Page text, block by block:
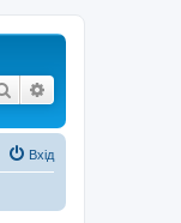
Пошук
Вхід